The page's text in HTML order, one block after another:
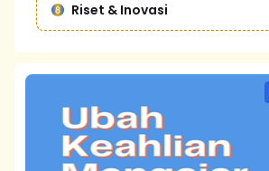
Riset & Inovasi